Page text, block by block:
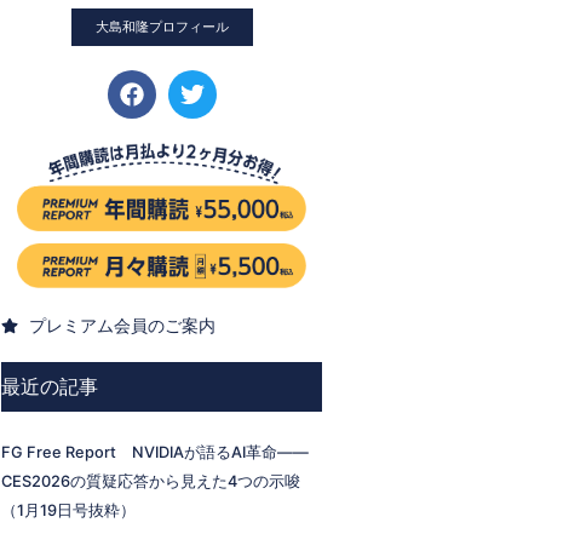
大島和隆プロフィール
プレミアム会員のご案内
最近の記事
FG Free Report NVIDIAが語るAI革命——
CES2026の質疑応答から見えた4つの示唆
（1月19日号抜粋）